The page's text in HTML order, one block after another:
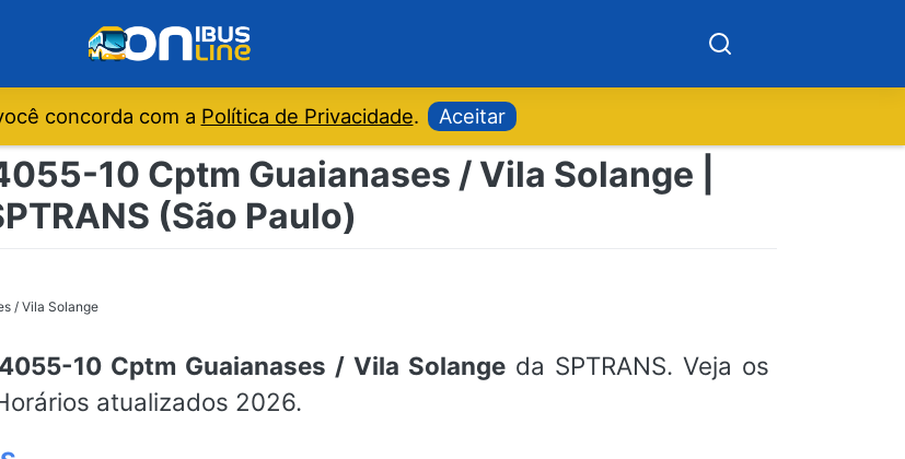
concorda com a Política de Privacidade. Aceitar
10 Cptm Guaianases / Vila Solange |
(São Paulo)
/ Vila Solange
4055-10 Cptm Guaianases / Vila Solange da SPTRANS. Veja os
atualizados 2026.